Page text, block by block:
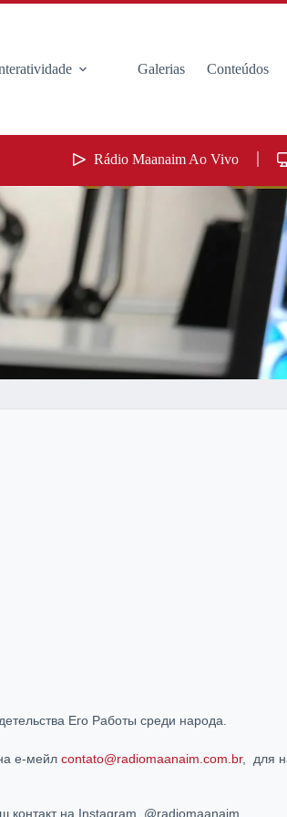
Galerias Conteúdos
Rádio Maanaim Ao Vivo
Его Работы среди народа.
е-мейл contato@radiomaanaim.com.br, для
на Instagram, @radiomaanaim.